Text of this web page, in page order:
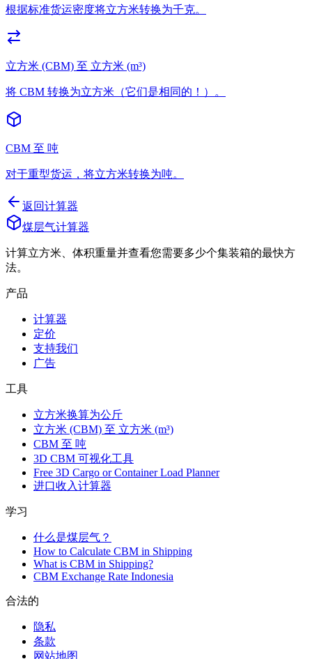
根据标准货运密度将立方米转换为千克。
立方米 (CBM) 至 立方米 (m³)
将 CBM 转换为立方米（它们是相同的！）。
CBM 至 吨
对于重型货运，将立方米转换为吨。
返回计算器
煤层气计算器
计算立方米、体积重量并查看您需要多少个集装箱的最快方
法。
产品
计算器
定价
支持我们
广告
工具
立方米换算为公斤
立方米 (CBM) 至 立方米 (m³)
CBM 至 吨
3D CBM 可视化工具
Free 3D Cargo or Container Load Planner
进口收入计算器
学习
什么是煤层气？
How to Calculate CBM in Shipping
What is CBM in Shipping?
CBM Exchange Rate Indonesia
合法的
隐私
条款
网站地图